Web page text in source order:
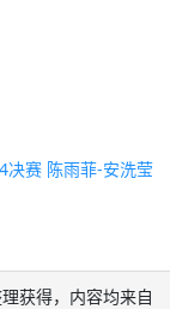
决赛 陈雨菲-安洗莹
获得，内容均来自